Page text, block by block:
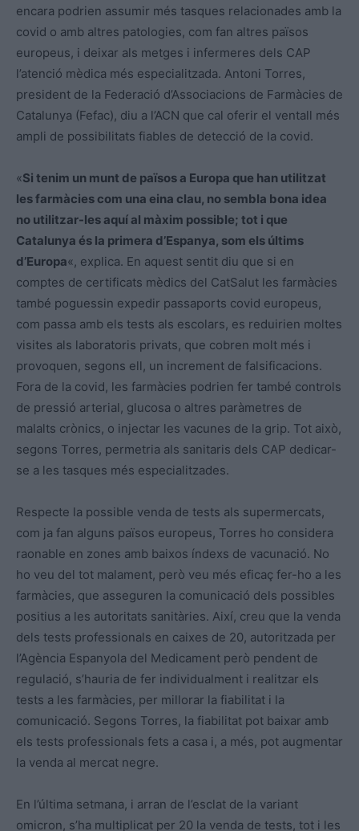
encara podrien assumir més tasques relacionades amb la
covid o amb altres patologies, com fan altres països
europeus, i deixar als metges i infermeres dels CAP
l’atenció mèdica més especialitzada. Antoni Torres,
president de la Federació d’Associacions de Farmàcies de
Catalunya (Fefac), diu a l’ACN que cal oferir el ventall més
ampli de possibilitats fiables de detecció de la covid.
«Si tenim un munt de països a Europa que han utilitzat
les farmàcies com una eina clau, no sembla bona idea
no utilitzar-les aquí al màxim possible; tot i que
Catalunya és la primera d’Espanya, som els últims
d’Europa«, explica. En aquest sentit diu que si en
comptes de certificats mèdics del CatSalut les farmàcies
també poguessin expedir passaports covid europeus,
com passa amb els tests als escolars, es reduirien moltes
visites als laboratoris privats, que cobren molt més i
provoquen, segons ell, un increment de falsificacions.
Fora de la covid, les farmàcies podrien fer també controls
de pressió arterial, glucosa o altres paràmetres de
malalts crònics, o injectar les vacunes de la grip. Tot això,
segons Torres, permetria als sanitaris dels CAP dedicar-
se a les tasques més especialitzades.
Respecte la possible venda de tests als supermercats,
com ja fan alguns països europeus, Torres ho considera
raonable en zones amb baixos índexs de vacunació. No
ho veu del tot malament, però veu més eficaç fer-ho a les
farmàcies, que asseguren la comunicació dels possibles
positius a les autoritats sanitàries. Així, creu que la venda
dels tests professionals en caixes de 20, autoritzada per
l’Agència Espanyola del Medicament però pendent de
regulació, s’hauria de fer individualment i realitzar els
tests a les farmàcies, per millorar la fiabilitat i la
comunicació. Segons Torres, la fiabilitat pot baixar amb
els tests professionals fets a casa i, a més, pot augmentar
la venda al mercat negre.
En l’última setmana, i arran de l’esclat de la variant
omicron, s’ha multiplicat per 20 la venda de tests, tot i les